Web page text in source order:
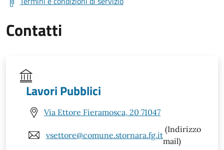
Contatti
Lavori Pubblici
Via Ettore Fieramosca, 20 71047
vsettore@comune.stornara.fg.it
(Indirizzo
mail)